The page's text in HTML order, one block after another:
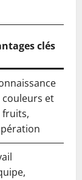
clés
couleurs et
fruits,